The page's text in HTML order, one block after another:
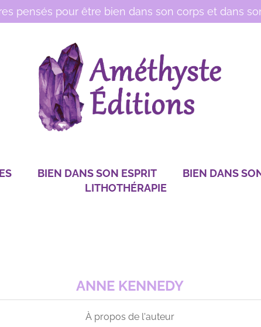
pensés pour être bien dans son corps et dans
BIEN DANS SON ESPRIT
BIEN DANS
LITHOTHÉRAPIE
ANNE KENNEDY
À propos de l'auteur